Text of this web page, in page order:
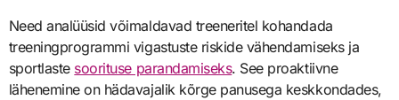
Need analüüsid võimaldavad treeneritel kohandada
treeningprogrammi vigastuste riskide vähendamiseks ja
sportlaste soorituse parandamiseks. See proaktiivne
lähenemine on hädavajalik kõrge panusega keskkondades,